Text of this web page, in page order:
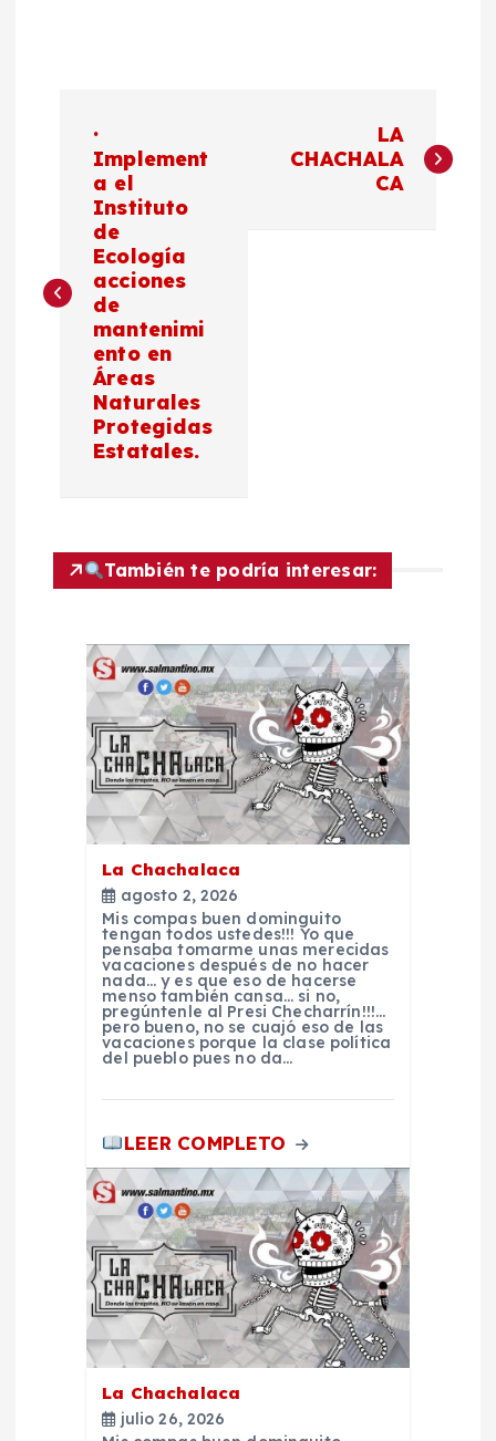
e
ó
n
·
Implement
a el
Instituto
de
Ecología
acciones
de
mantenimi
ento en
Áreas
Naturales
Protegidas
Estatales.
LA
CHACHALA
CA
También te podría interesar:
La Chachalaca
agosto 2, 2026
Mis compas buen dominguito
tengan todos ustedes!!! Yo que
pensaba tomarme unas merecidas
vacaciones después de no hacer
nada… y es que eso de hacerse
menso también cansa… si no,
pregúntenle al Presi Checharrín!!!…
pero bueno, no se cuajó eso de las
vacaciones porque la clase política
del pueblo pues no da…
LEER COMPLETO
La Chachalaca
julio 26, 2026